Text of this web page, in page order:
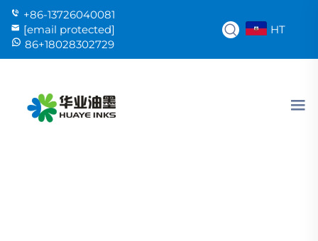
+86-13726040081
[email protected]
86+18028302729
HT